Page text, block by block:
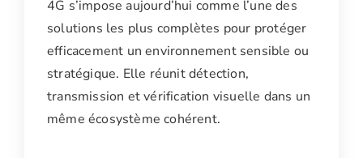
4G s’impose aujourd’hui comme l’une des
solutions les plus complètes pour protéger
efficacement un environnement sensible ou
stratégique. Elle réunit détection,
transmission et vérification visuelle dans un
même écosystème cohérent.